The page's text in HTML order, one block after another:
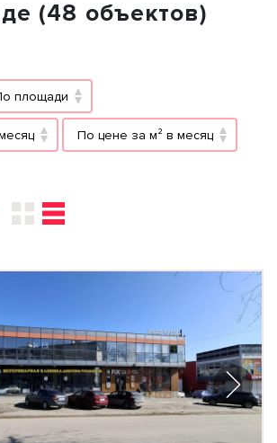
(48 объектов)
площади
По цене за м² в месяц